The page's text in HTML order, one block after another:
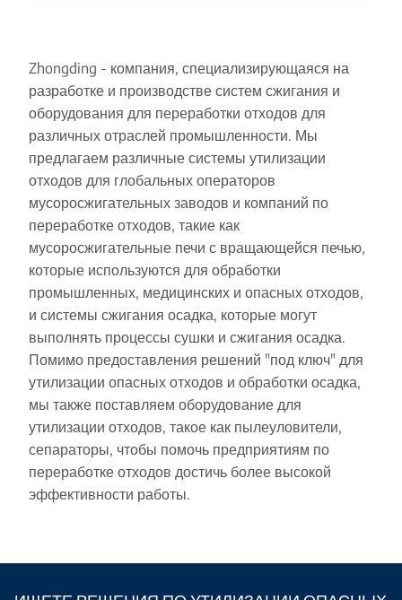
Zhongding - компания, специализирующаяся на
разработке и производстве систем сжигания и
оборудования для переработки отходов для
различных отраслей промышленности. Мы
предлагаем различные системы утилизации
отходов для глобальных операторов
мусоросжигательных заводов и компаний по
переработке отходов, такие как
мусоросжигательные печи с вращающейся печью,
которые используются для обработки
промышленных, медицинских и опасных отходов,
и системы сжигания осадка, которые могут
выполнять процессы сушки и сжигания осадка.
Помимо предоставления решений "под ключ" для
утилизации опасных отходов и обработки осадка,
мы также поставляем оборудование для
утилизации отходов, такое как пылеуловители,
сепараторы, чтобы помочь предприятиям по
переработке отходов достичь более высокой
эффективности работы.